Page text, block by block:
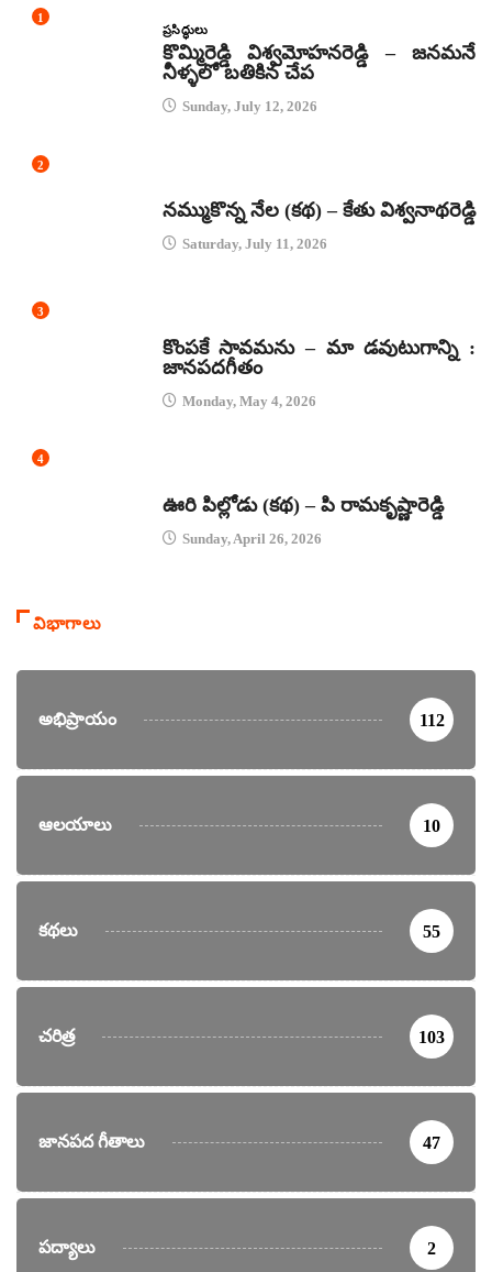
1
ప్రసిద్ధులు
కొమ్మిరెడ్డి విశ్వమోహనరెడ్డి – జనమనే
నీళ్ళలో బతికిన చేప
Sunday, July 12, 2026
2
నమ్ముకొన్న నేల (కథ) – కేతు విశ్వనాథరెడ్డి
Saturday, July 11, 2026
3
కొంపకే సావమను – మా డవుటుగాన్ని :
జానపదగీతం
Monday, May 4, 2026
4
ఊరి పిల్లోడు (కథ) – పి రామకృష్ణారెడ్డి
Sunday, April 26, 2026
విభాగాలు
అభిప్రాయం 112
ఆలయాలు 10
కథలు 55
చరిత్ర 103
జానపద గీతాలు 47
పద్యాలు 2